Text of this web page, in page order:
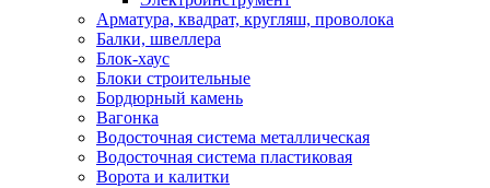
Арматура, квадрат, кругляш, проволока
Балки, швеллера
Блок-хаус
Блоки строительные
Бордюрный камень
Вагонка
Водосточная система металлическая
Водосточная система пластиковая
Ворота и калитки